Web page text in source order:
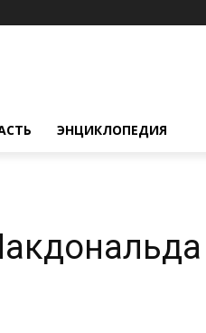
ЭНЦИКЛОПЕДИЯ